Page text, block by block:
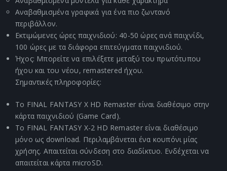
Αναβαθμισμένα γραφικά για ένα πιο ζωντανό
περιβάλλον.
Εκτιμώμενες ώρες παιχνιδιού: 40-50 ώρες ανά παιχνίδι,
100 ώρες με τα διάφορα επιτεύγματα παιχνιδιού.
Ήχος: Μπορείτε να επιλέξετε μεταξύ του πρωτότυπου
ήχου και του νέου, remastered ήχου.
Σημαντικές πληροφορίες:
Το FINAL FANTASY X HD Remaster είναι διαθέσιμο στην
κάρτα παιχνιδιού (Game Card).
Το FINAL FANTASY Χ-2 HD Remaster είναι διαθέσιμο
μόνο ως download. Περιλαμβάνεται ένα κουπόνι μίας
χρήσης. Απαιτείται σύνδεση στο διαδίκτυο. Ενδέχεται να
απαιτείται κάρτα microSD.